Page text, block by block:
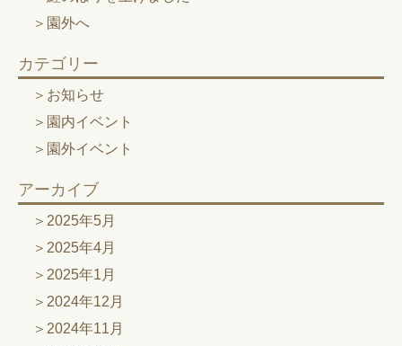
園外へ
カテゴリー
お知らせ
園内イベント
園外イベント
アーカイブ
2025年5月
2025年4月
2025年1月
2024年12月
2024年11月